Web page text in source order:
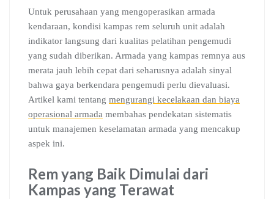
Untuk perusahaan yang mengoperasikan armada
kendaraan, kondisi kampas rem seluruh unit adalah
indikator langsung dari kualitas pelatihan pengemudi
yang sudah diberikan. Armada yang kampas remnya aus
merata jauh lebih cepat dari seharusnya adalah sinyal
bahwa gaya berkendara pengemudi perlu dievaluasi.
Artikel kami tentang mengurangi kecelakaan dan biaya
operasional armada membahas pendekatan sistematis
untuk manajemen keselamatan armada yang mencakup
aspek ini.
Rem yang Baik Dimulai dari
Kampas yang Terawat